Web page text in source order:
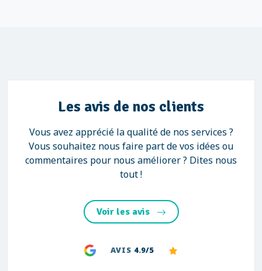
Les avis de nos clients
Vous avez apprécié la qualité de nos services ?
Vous souhaitez nous faire part de vos idées ou
commentaires pour nous améliorer ? Dites nous
tout !
Voir les avis
AVIS 4.9/5